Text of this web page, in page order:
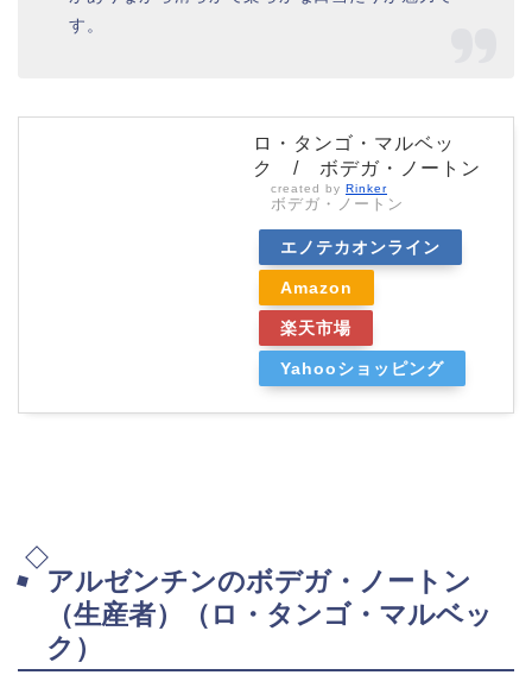
す。
ロ・タンゴ・マルベッ
ク / ボデガ・ノートン
created by Rinker
ボデガ・ノートン
エノテカオンライン
Amazon
楽天市場
Yahooショッピング
アルゼンチンのボデガ・ノートン
（生産者）（ロ・タンゴ・マルベッ
ク）